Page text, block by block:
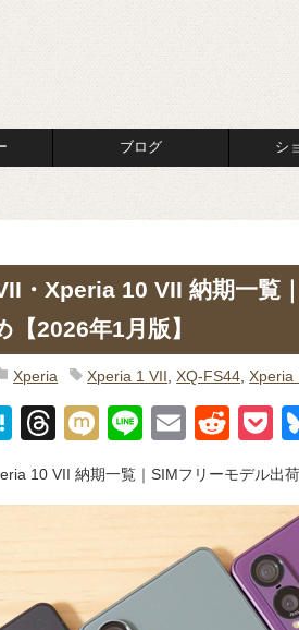
ブログ シ
・Xperia 10 VII 納期一覧
【2026年1月版】
Xperia Xperia 1 VII ,XQ-FS44 ,Xperia
H
e
a
T
hr
e
d
s
M
ixi
Li
n
e
E
ail
R
d
t
P
o
10 VII 納期一覧｜SIMフリーモデル出